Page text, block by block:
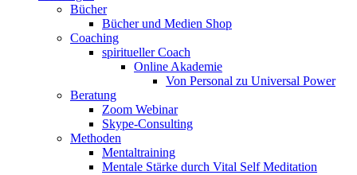
Bücher
Bücher und Medien Shop
Coaching
spiritueller Coach
Online Akademie
Von Personal zu Universal Power
Beratung
Zoom Webinar
Skype-Consulting
Methoden
Mentaltraining
Mentale Stärke durch Vital Self Meditation